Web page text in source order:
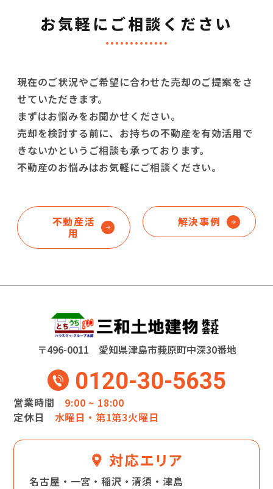
お気軽にご相談ください
現在のご状況やご希望に合わせた売却のご提案をさ
せていただきます。
まずはお悩みをお聞かせください。
売却を検討する前に、お持ちの不動産を有効活用で
きないかというご相談も承っております。
不動産のお悩みはお気軽にご相談ください。
不動産活
用
解決事例
〒496-0011 愛知県津島市莪原町中深30番地
0120-30-5635
営業時間 9:00 ~ 18:00
定休日 水曜日・第1第3火曜日
名古屋・一宮・稲沢・清須・津島